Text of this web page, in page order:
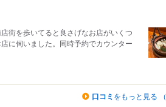
街を歩いてると良さげなお店がいくつ
に伺いました。同時予約でカウンター
口コミ をもっと見る （